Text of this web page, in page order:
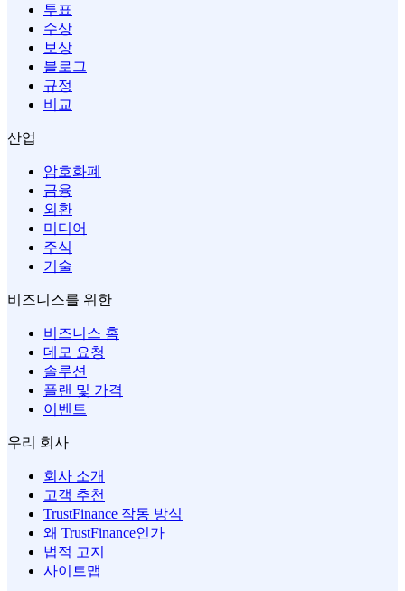
투표
수상
보상
블로그
규정
비교
산업
암호화폐
금융
외환
미디어
주식
기술
비즈니스를 위한
비즈니스 홈
데모 요청
솔루션
플랜 및 가격
이벤트
우리 회사
회사 소개
고객 추천
TrustFinance 작동 방식
왜 TrustFinance인가
법적 고지
사이트맵